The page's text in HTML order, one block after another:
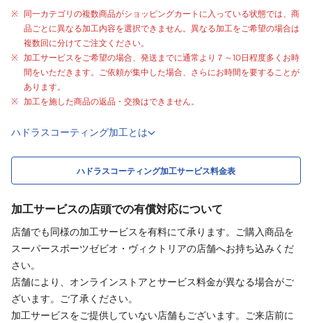
同一カテゴリの複数商品がショッピングカートに入っている状態では、商
品ごとに異なる加工内容を選択できません。異なる加工をご希望の場合は
複数回に分けてご注文ください。
加工サービスをご希望の場合、発送までに通常より ７～10日程度多くお時
間をいただきます。ご依頼が集中した場合、さらにお時間を要することが
あります。
加工を施した商品の返品・交換はできません。
ハドラスコーティング加工とは
ハドラスコーティング加工サービス料金表
加工サービスの店頭での有償対応について
店舗でも同様の加工サービスを有料にて承ります。ご購入商品を
スーパースポーツゼビオ・ヴィクトリアの店舗へお持ち込みくだ
さい。
店舗により、オンラインストアとサービス料金が異なる場合がご
ざいます。ご了承ください。
加工サービスをご提供していない店舗もございます。ご来店前に